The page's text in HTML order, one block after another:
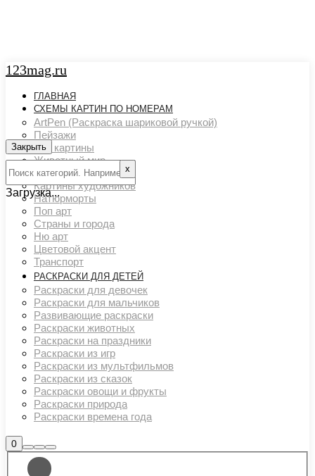
123mag.ru
ГЛАВНАЯ
СХЕМЫ КАРТИН ПО НОМЕРАМ
ArtPen (Раскраска шариковой ручкой)
Пейзажи
Арт картины
Животный мир
Люди
Картины художников
Натюрморты
Поп арт
Страны и города
Ню арт
Цветовой акцент
Транспорт
РАСКРАСКИ ДЛЯ ДЕТЕЙ
Раскраски для девочек
Раскраски для мальчиков
Развивающие раскраски
Раскраски животных
Раскраски на праздники
Раскраски из игр
Раскраски из мультфильмов
Раскраски из сказок
Раскраски овощи и фрукты
Раскраски природа
Раскраски времена года
0Боковая
панель
магазина
Найти
Больше
информации
Главное
меню
Закрыть
х
Загрузка...